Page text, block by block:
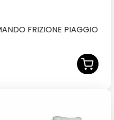
FRIZIONE PIAGGIO